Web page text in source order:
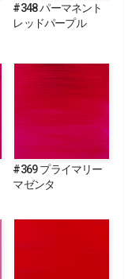
#348 パーマネント
レッドパープル
#369 プライマリー
マゼンタ